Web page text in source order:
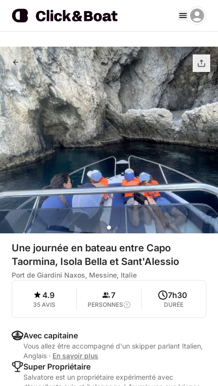
Une journée en bateau entre Capo
Taormina, Isola Bella et Sant'Alessio
Port de Giardini Naxos, Messine, Italie
4.9
35 AVIS
7
PERSONNES
7h30
DURÉE
Avec capitaine
Vous allez être accompagné d'un skipper parlant Italien,
Anglais · En savoir plus
Super Propriétaire
Salvatore est un propriétaire expérimenté avec